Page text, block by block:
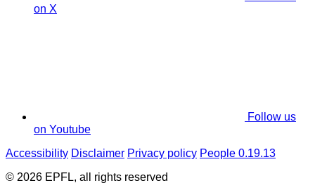
on X
Follow us
on Youtube
Accessibility Disclaimer Privacy policy People 0.19.13
© 2026 EPFL, all rights reserved